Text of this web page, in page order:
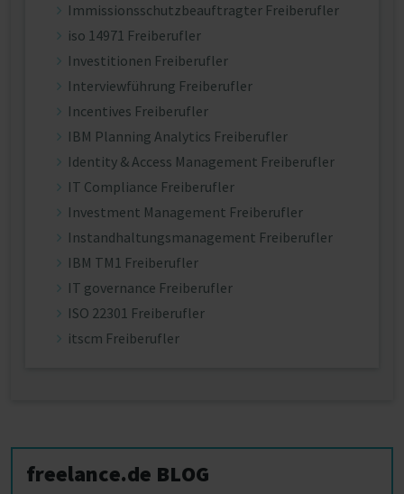
Immissionsschutzbeauftragter Freiberufler
iso 14971 Freiberufler
Investitionen Freiberufler
Interviewführung Freiberufler
Incentives Freiberufler
IBM Planning Analytics Freiberufler
Identity & Access Management Freiberufler
IT Compliance Freiberufler
Investment Management Freiberufler
Instandhaltungsmanagement Freiberufler
IBM TM1 Freiberufler
IT governance Freiberufler
ISO 22301 Freiberufler
itscm Freiberufler
freelance.de BLOG